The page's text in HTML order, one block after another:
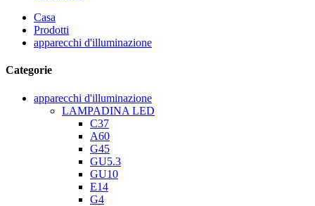
Casa
Prodotti
apparecchi d'illuminazione
Categorie
apparecchi d'illuminazione
LAMPADINA LED
C37
A60
G45
GU5.3
GU10
E14
G4